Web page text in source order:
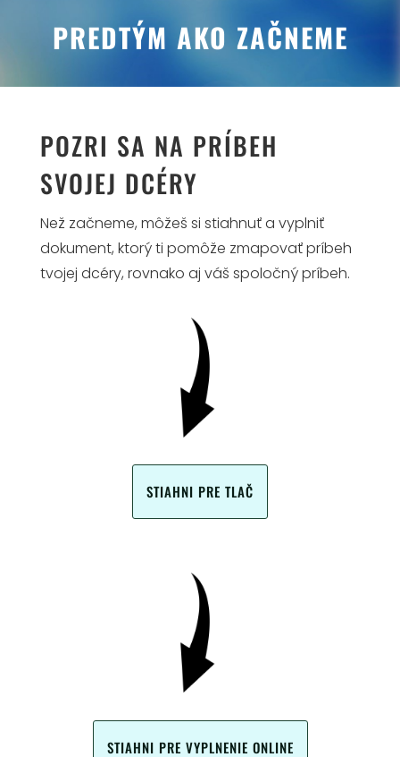
PREDTÝM AKO ZAČNEME
POZRI SA NA PRÍBEH
SVOJEJ DCÉRY
Než začneme, môžeš si stiahnuť a vyplniť
dokument, ktorý ti pomôže zmapovať príbeh
tvojej dcéry, rovnako aj váš spoločný príbeh.
STIAHNI PRE TLAČ
STIAHNI PRE VYPLNENIE ONLINE